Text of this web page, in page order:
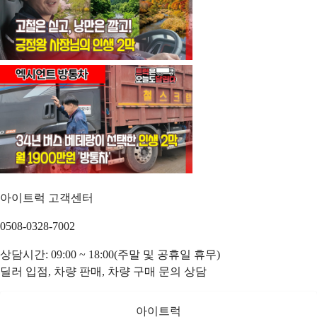
아이트럭 고객센터
0508-0328-7002
상담시간: 09:00 ~ 18:00(주말 및 공휴일 휴무)
딜러 입점, 차량 판매, 차량 구매 문의 상담
아이트럭